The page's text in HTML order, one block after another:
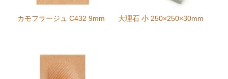
カモフラージュ C432 9mm 大理石 小 250×250×30mm